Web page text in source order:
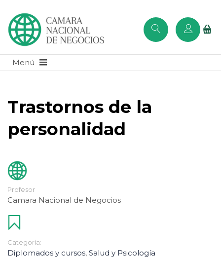
Trastornos de la
personalidad
Profesor
Camara Nacional de Negocios
Categoría:
Diplomados y cursos, Salud y Psicología